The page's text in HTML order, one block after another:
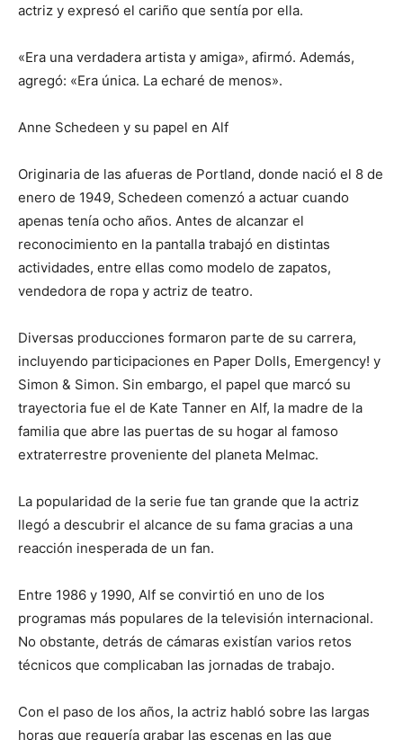
actriz y expresó el cariño que sentía por ella.
«Era una verdadera artista y amiga», afirmó. Además,
agregó: «Era única. La echaré de menos».
Anne Schedeen y su papel en Alf
Originaria de las afueras de Portland, donde nació el 8 de
enero de 1949, Schedeen comenzó a actuar cuando
apenas tenía ocho años. Antes de alcanzar el
reconocimiento en la pantalla trabajó en distintas
actividades, entre ellas como modelo de zapatos,
vendedora de ropa y actriz de teatro.
Diversas producciones formaron parte de su carrera,
incluyendo participaciones en Paper Dolls, Emergency! y
Simon & Simon. Sin embargo, el papel que marcó su
trayectoria fue el de Kate Tanner en Alf, la madre de la
familia que abre las puertas de su hogar al famoso
extraterrestre proveniente del planeta Melmac.
La popularidad de la serie fue tan grande que la actriz
llegó a descubrir el alcance de su fama gracias a una
reacción inesperada de un fan.
Entre 1986 y 1990, Alf se convirtió en uno de los
programas más populares de la televisión internacional.
No obstante, detrás de cámaras existían varios retos
técnicos que complicaban las jornadas de trabajo.
Con el paso de los años, la actriz habló sobre las largas
horas que requería grabar las escenas en las que